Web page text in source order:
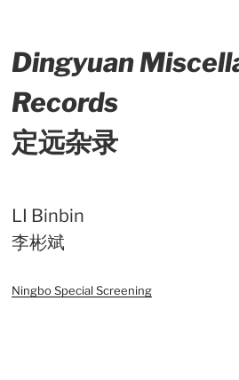
Dingyuan
Records
定远杂录
LI Binbin
李彬斌
Ningbo Special Screening